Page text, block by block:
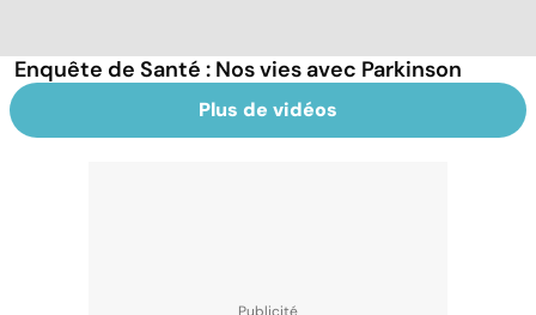
Enquête de Santé : Nos vies avec Parkinson
Plus de vidéos